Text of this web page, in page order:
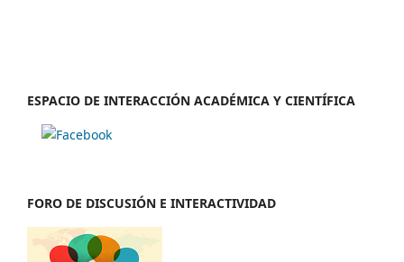
ESPACIO DE INTERACCIÓN ACADÉMICA Y CIENTÍFICA
FORO DE DISCUSIÓN E INTERACTIVIDAD